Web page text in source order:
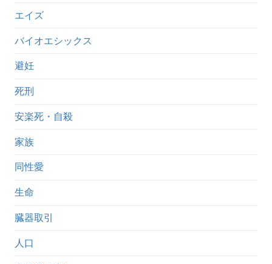
エイズ
バイオエシックス
避妊
死刑
安楽死・自殺
家族
同性愛
生命
臓器取引
人口